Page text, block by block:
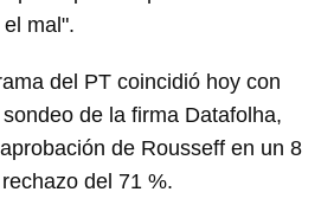
mal".
del PT coincidió hoy con
de la firma Datafolha,
de Rousseff en un 8
del 71 %.